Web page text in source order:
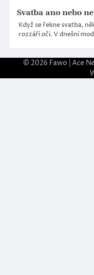
Svatba ano nebo
Když se řekne svatba,
rozzáří oči. V dnešní
© 2026 Fawo | Ace